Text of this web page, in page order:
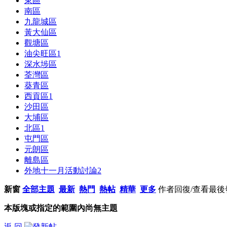
南區
九龍城區
黃大仙區
觀塘區
油尖旺區1
深水埗區
荃灣區
葵青區
西貢區1
沙田區
大埔區
北區1
屯門區
元朗區
離島區
外地十一月活動討論2
新窗 全部主題 最新 熱門 熱帖 精華 更多 作者回復/查看最後
本版塊或指定的範圍內尚無主題